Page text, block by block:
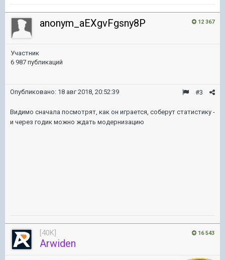
12 367
anonym_aEXgvFgsny8P
Участник
6 987 публикаций
#3
Опубликовано: 18 авг 2018, 20:52:39
Видимо сначала посмотрят, как он играется, соберут статистику -
и через годик можно ждать модернизацию
16 543
[40K]
Arwiden